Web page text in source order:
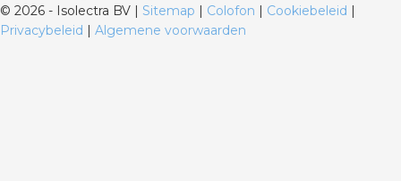
© 2026 - Isolectra BV | Sitemap | Colofon | Cookiebeleid |
Privacybeleid | Algemene voorwaarden